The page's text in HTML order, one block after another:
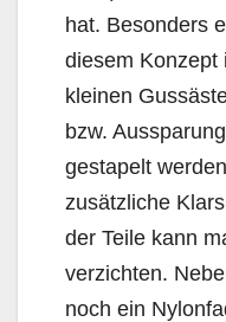
hat. Besonders
diesem Konzept
kleinen
bzw.
gestapelt
zusätzliche
der Teile kann
verzichten.
noch ein